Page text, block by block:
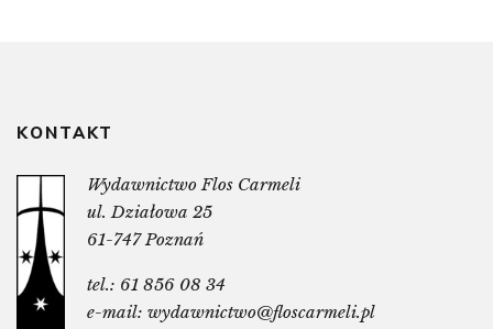
KONTAKT
Wydawnictwo Flos Carmeli
ul. Działowa 25
61-747 Poznań
tel.: 61 856 08 34
e-mail:wydawnictwo@floscarmeli.pl